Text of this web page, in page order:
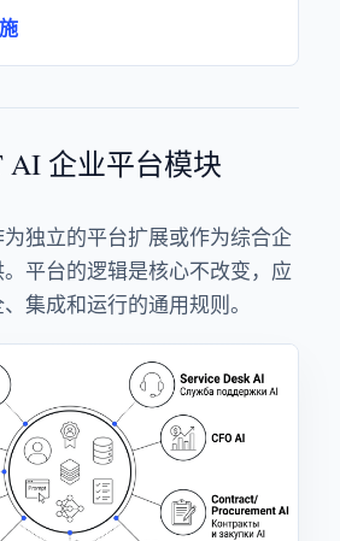
AI 企业平台模块
独立的平台扩展或作为综合企
平台的逻辑是核心不改变，应
集成和运行的通用规则。